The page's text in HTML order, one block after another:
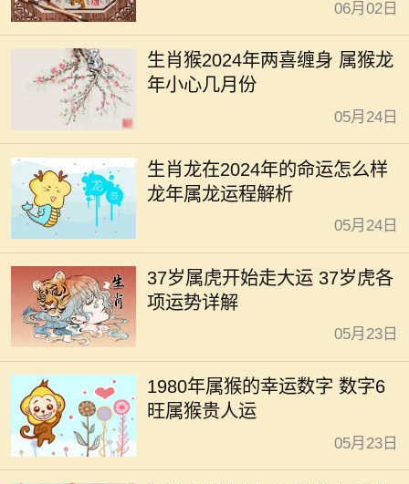
06月02日
生肖猴2024年两喜缠身 属猴龙
年小心几月份
05月24日
生肖龙在2024年的命运怎么样
龙年属龙运程解析
05月24日
37岁属虎开始走大运 37岁虎各
项运势详解
05月23日
1980年属猴的幸运数字 数字6
旺属猴贵人运
05月23日